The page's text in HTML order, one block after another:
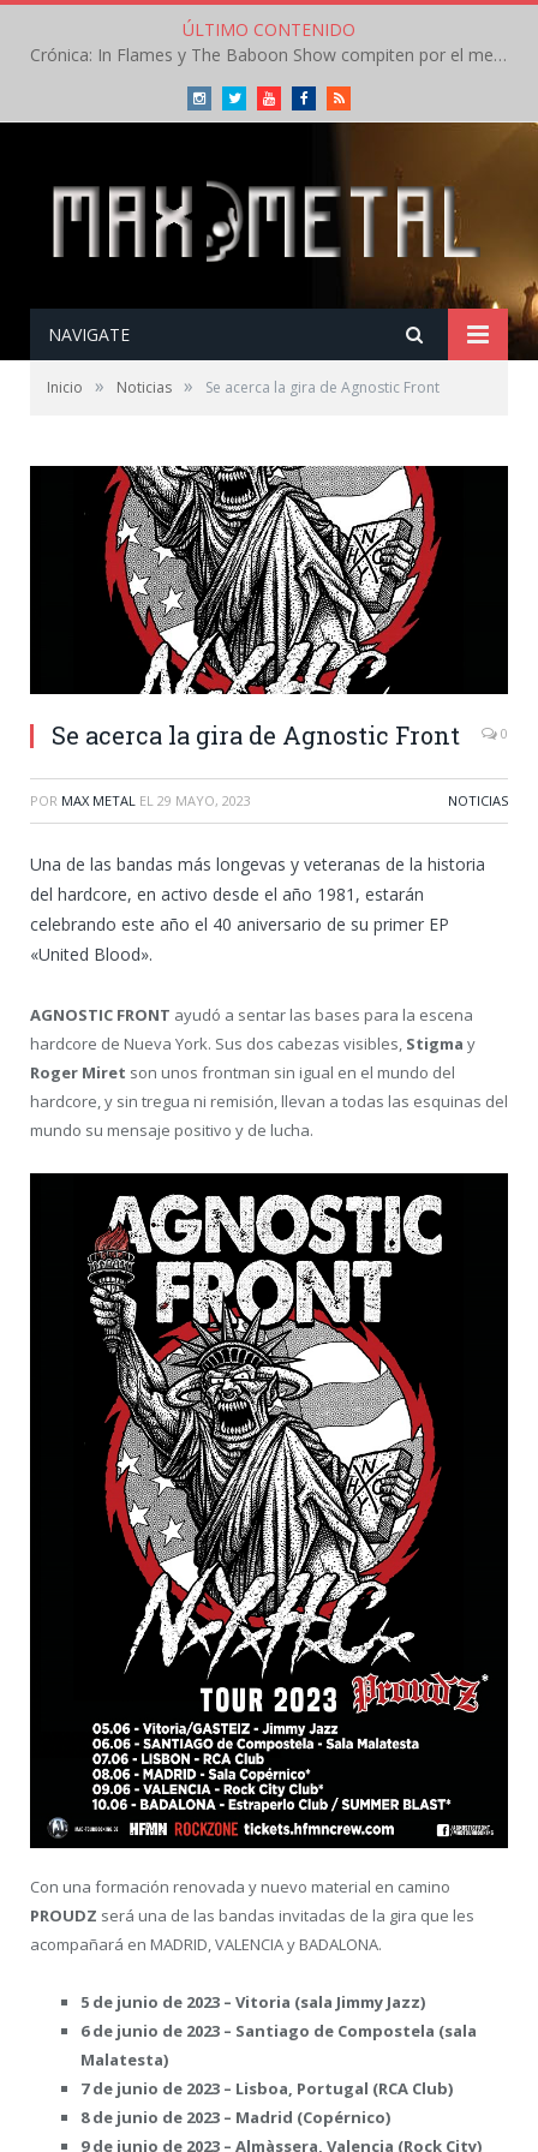
ÚLTIMO CONTENIDO
Crónica: In Flames y The Baboon Show compiten por el mejor concierto del día en el Leyendas del Rock – Viernes – Agosto 2026
InstagramTwitterYoutubeFacebookRSS
NAVIGATE
Inicio » Noticias » Se acerca la gira de Agnostic Front
Se acerca la gira de Agnostic Front 0
POR MAX METAL EL 29 MAYO, 2023 NOTICIAS
Una de las bandas más longevas y veteranas de la historia
del hardcore, en activo desde el año 1981, estarán
celebrando este año el 40 aniversario de su primer EP
«United Blood».
AGNOSTIC FRONT ayudó a sentar las bases para la escena
hardcore de Nueva York. Sus dos cabezas visibles, Stigma y
Roger Miret son unos frontman sin igual en el mundo del
hardcore, y sin tregua ni remisión, llevan a todas las esquinas del
mundo su mensaje positivo y de lucha.
Con una formación renovada y nuevo material en camino
PROUDZ será una de las bandas invitadas de la gira que les
acompañará en MADRID, VALENCIA y BADALONA.
5 de junio de 2023 – Vitoria (sala Jimmy Jazz)
6 de junio de 2023 – Santiago de Compostela (sala
Malatesta)
7 de junio de 2023 – Lisboa, Portugal (RCA Club)
8 de junio de 2023 – Madrid (Copérnico)
9 de junio de 2023 – Almàssera, Valencia (Rock City)